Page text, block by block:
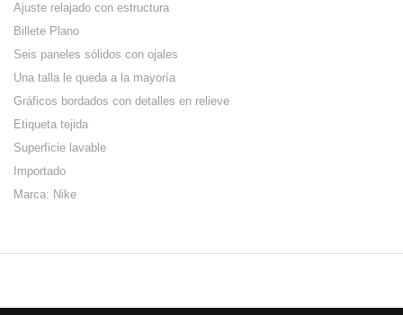
Ajuste relajado con estructura
Billete Plano
Seis paneles sólidos con ojales
Una talla le queda a la mayoría
Gráficos bordados con detalles en relieve
Etiqueta tejida
Superficie lavable
Importado
Marca: Nike